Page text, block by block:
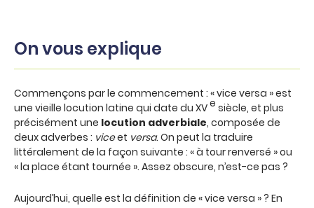
On vous explique
Commençons par le commencement : « vice versa » est
une vieille locution latine qui date du XVe siècle, et plus
précisément une locution adverbiale, composée de
deux adverbes : viceet versa. On peut la traduire
littéralement de la façon suivante : « à tour renversé » ou
« la place étant tournée ». Assez obscure, n’est-ce pas ?
Aujourd’hui, quelle est la définition de « vice versa » ? En